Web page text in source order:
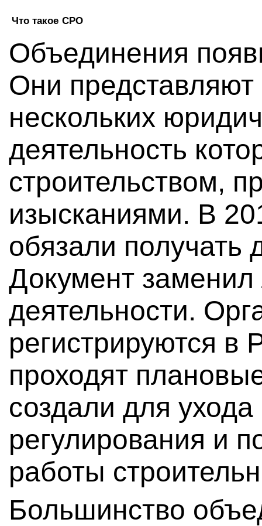
Что такое СРО
Объединения
Они
нескольких
деятельность
строительством,
изысканиями. В
обязали получать
Документ
деятельности.
регистрируются в
проходят
создали для ухода
регулирования и
работы
Большинство